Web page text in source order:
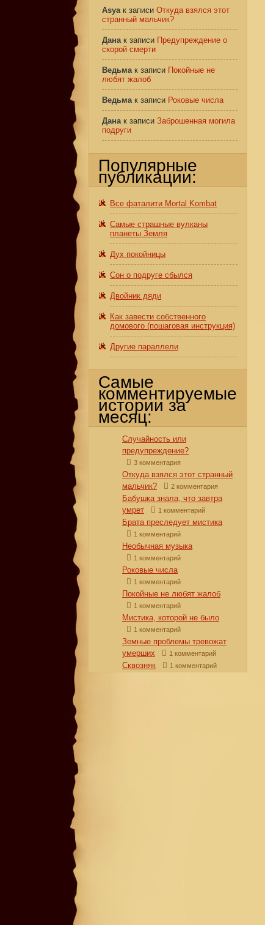
Asyaк записи Откуда взялся этот
странный мальчик?
Данак записи Предупреждение о
скорой смерти
Ведьмак записи Покойные не
любят жалоб
Ведьмак записи Роковые числа
Данак записи Заброшенная могила
подруги
Популярные
публикации:
Все фаталити Mortal Kombat
Самые страшные вулканы
планеты Земля
Дух покойницы
Сон о подруге сбылся
Двойник дяди
Как завести собственного
домового (пошаговая инструкция)
Другие параллели
Самые
комментируемые
истории за
месяц:
Случайность или
предупреждение?
3 комментария
Откуда взялся этот странный
мальчик?
2 комментария
Бабушка знала, что завтра
умрет
1 комментарий
Брата преследует мистика
1 комментарий
Необычная музыка
1 комментарий
Роковые числа
1 комментарий
Покойные не любят жалоб
1 комментарий
Мистика, которой не было
1 комментарий
Земные проблемы тревожат
умерших
1 комментарий
Сквозняк 1 комментарий